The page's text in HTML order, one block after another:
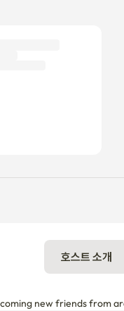
호스트 소개
new friends from